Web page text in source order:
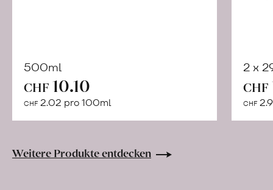
500ml
CHF 10.10
CHF 2.02 pro 100ml
Warenkorb
2 x
CHF
CHF
Weitere Produkte entdecken